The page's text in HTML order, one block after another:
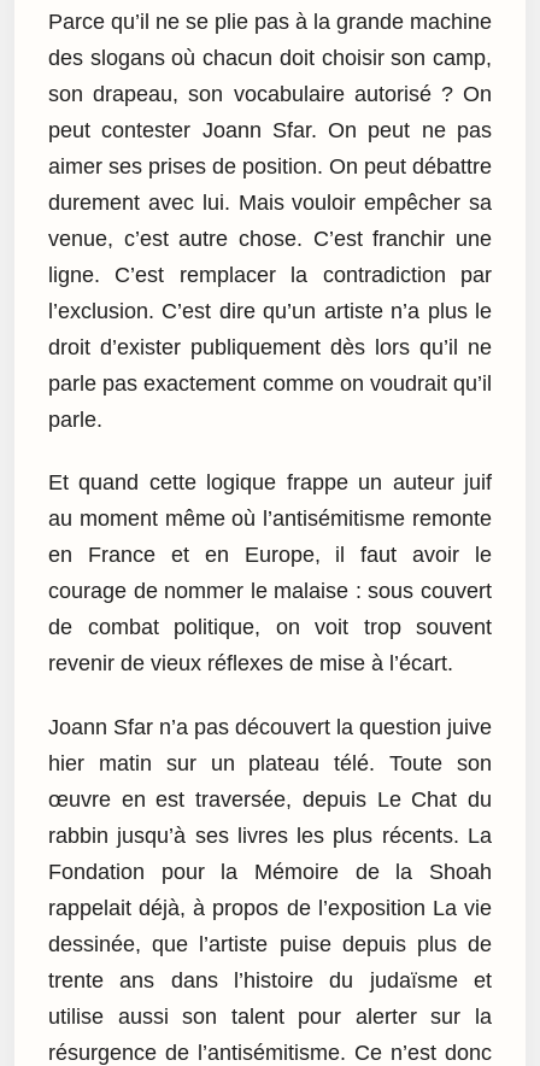
Parce qu’il ne se plie pas à la grande machine
des slogans où chacun doit choisir son camp,
son drapeau, son vocabulaire autorisé ? On
peut contester Joann Sfar. On peut ne pas
aimer ses prises de position. On peut débattre
durement avec lui. Mais vouloir empêcher sa
venue, c’est autre chose. C’est franchir une
ligne. C’est remplacer la contradiction par
l’exclusion. C’est dire qu’un artiste n’a plus le
droit d’exister publiquement dès lors qu’il ne
parle pas exactement comme on voudrait qu’il
parle.
Et quand cette logique frappe un auteur juif
au moment même où l’antisémitisme remonte
en France et en Europe, il faut avoir le
courage de nommer le malaise : sous couvert
de combat politique, on voit trop souvent
revenir de vieux réflexes de mise à l’écart.
Joann Sfar n’a pas découvert la question juive
hier matin sur un plateau télé. Toute son
œuvre en est traversée, depuis Le Chat du
rabbin jusqu’à ses livres les plus récents. La
Fondation pour la Mémoire de la Shoah
rappelait déjà, à propos de l’exposition La vie
dessinée, que l’artiste puise depuis plus de
trente ans dans l’histoire du judaïsme et
utilise aussi son talent pour alerter sur la
résurgence de l’antisémitisme. Ce n’est donc